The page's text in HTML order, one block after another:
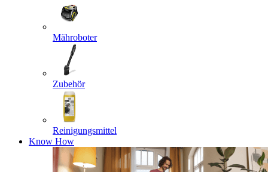
Mähroboter
Zubehör
Reinigungsmittel
Know How